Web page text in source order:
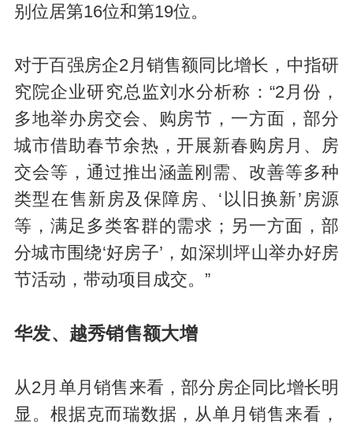
别位居第16位和第19位。
对于百强房企2月销售额同比增长，中指研
究院企业研究总监刘水分析称：“2月份，
多地举办房交会、购房节，一方面，部分
城市借助春节余热，开展新春购房月、房
交会等，通过推出涵盖刚需、改善等多种
类型在售新房及保障房、‘以旧换新’房源
等，满足多类客群的需求；另一方面，部
分城市围绕‘好房子’，如深圳坪山举办好房
节活动，带动项目成交。”
华发、越秀销售额大增
从2月单月销售来看，部分房企同比增长明
显。根据克而瑞数据，从单月销售来看，